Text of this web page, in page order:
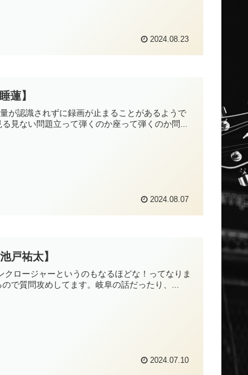
2024.08.23
蓮】
が認識されずに録画が止まることがあるようで
見ない問題立って弾くのか座って弾くのか問...
2024.08.07
戸祐太】
ロージャーというのもなるほどな！ってなりま
で質問攻めしてます。岐阜の話だったり、...
2024.07.10